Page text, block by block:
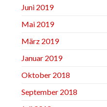
Juni 2019
Mai 2019
März 2019
Januar 2019
Oktober 2018
September 2018